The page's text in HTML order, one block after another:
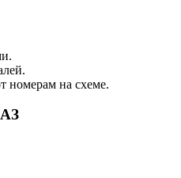
номерам на схеме.